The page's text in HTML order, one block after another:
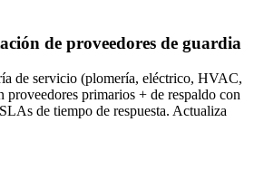
de proveedores de guardia
de servicio (plomería, eléctrico, HVAC,
proveedores primarios + de respaldo con
de tiempo de respuesta. Actualiza